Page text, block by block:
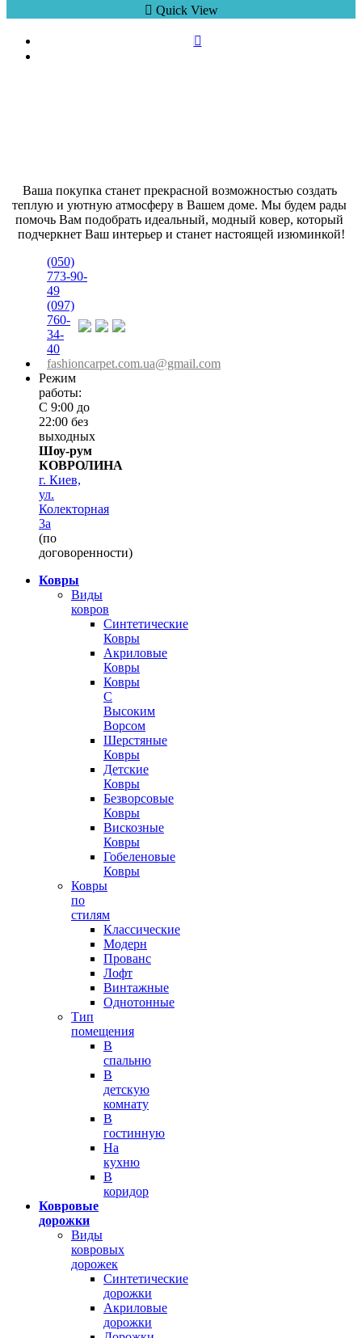
Quick View
Ваша покупка станет прекрасной возможностью создать
теплую и уютную атмосферу в Вашем доме. Мы будем рады
помочь Вам подобрать идеальный, модный ковер, который
подчеркнет Ваш интерьер и станет настоящей изюминкой!
(050)
773-90-
49
(097)
760-
34-
40
fashioncarpet.com.ua@gmail.com
Режим
работы:
С 9:00 до
22:00 без
выходных
Шоу-рум
КОВРОЛИНА
г. Киев,
ул.
Колекторная
3а
(по
договоренности)
Ковры
Виды
ковров
Синтетические
Ковры
Акриловые
Ковры
Ковры
С
Высоким
Ворсом
Шерстяные
Ковры
Детские
Ковры
Безворсовые
Ковры
Вискозные
Ковры
Гобеленовые
Ковры
Ковры
по
стилям
Классические
Модерн
Прованс
Лофт
Винтажные
Однотонные
Тип
помещения
В
спальню
В
детскую
комнату
В
гостинную
На
кухню
В
коридор
Ковровые
дорожки
Виды
ковровых
дорожек
Синтетические
дорожки
Акриловые
дорожки